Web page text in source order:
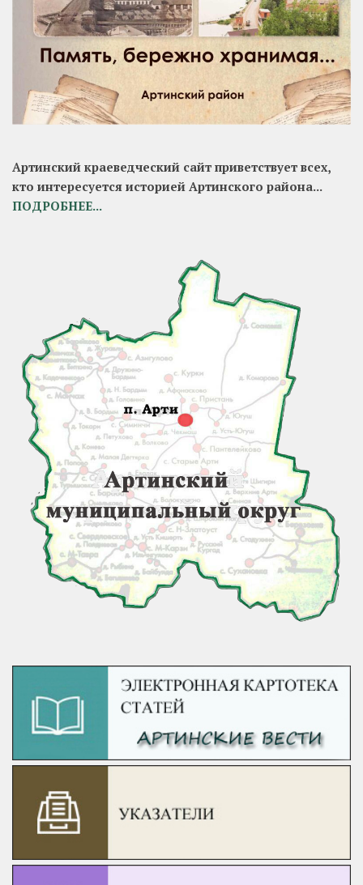
Артинский краеведческий сайт приветствует всех,
кто интересуется историей Артинского района...
ПОДРОБНЕЕ...